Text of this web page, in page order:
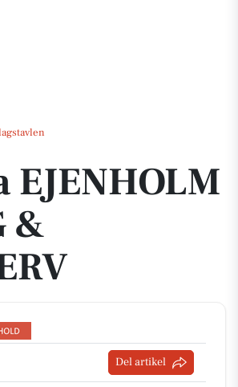
BOLIG & ERHVERV
EJENHOLM
&
Del artikel